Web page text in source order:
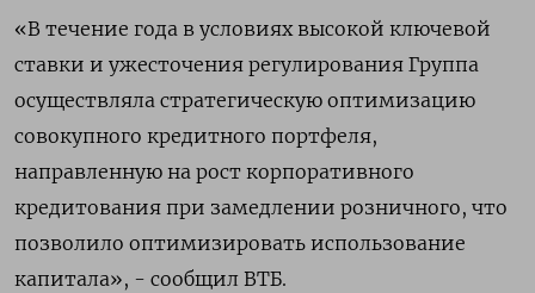
«В течение года в условиях высокой ключевой
ставки и ужесточения регулирования Группа
осуществляла стратегическую оптимизацию
совокупного кредитного портфеля,
направленную на рост корпоративного
кредитования при замедлении розничного, что
позволило оптимизировать использование
капитала», - сообщил ВТБ.